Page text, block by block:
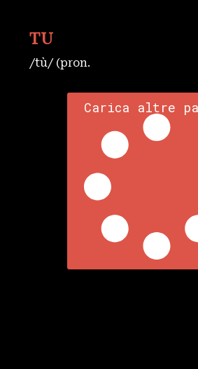
TU
/tù/ (pron.
Carica altre